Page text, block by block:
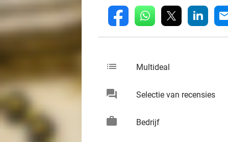
fb whatsapp linkedin
list Multideal
chat Selectie van recensies
work Bedrijf